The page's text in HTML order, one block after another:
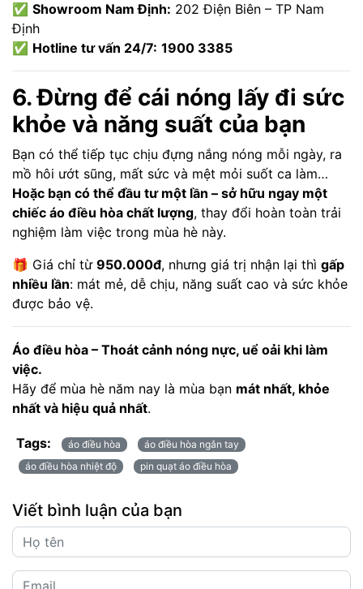
✅ Showroom Nam Định: 202 Điện Biên – TP Nam
Định
✅ Hotline tư vấn 24/7: 1900 3385
6. Đừng để cái nóng lấy đi sức
khỏe và năng suất của bạn
Bạn có thể tiếp tục chịu đựng nắng nóng mỗi ngày, ra
mồ hôi ướt sũng, mất sức và mệt mỏi suốt ca làm…
Hoặc bạn có thể đầu tư một lần – sở hữu ngay một
chiếc áo điều hòa chất lượng, thay đổi hoàn toàn trải
nghiệm làm việc trong mùa hè này.
🎁 Giá chỉ từ 950.000đ, nhưng giá trị nhận lại thì gấp
nhiều lần: mát mẻ, dễ chịu, năng suất cao và sức khỏe
được bảo vệ.
Áo điều hòa – Thoát cảnh nóng nực, uể oải khi làm
việc.
Hãy để mùa hè năm nay là mùa bạn mát nhất, khỏe
nhất và hiệu quả nhất.
Tags: áo điều hòa
áo điều hòa ngắn tay
áo điều hòa nhiệt độ
pin quạt áo điều hòa
Viết bình luận của bạn